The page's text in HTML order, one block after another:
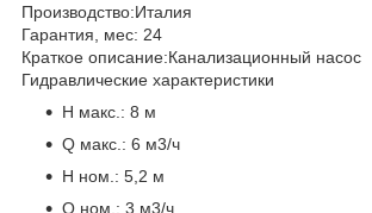
Производство:Италия
Гарантия, мес: 24
Краткое описание:Канализационный насос
Гидравлические характеристики
H макс.: 8 м
Q макс.: 6 м3/ч
H ном.: 5,2 м
Q ном.: 3 м3/ч